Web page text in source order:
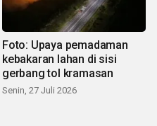
Foto: Upaya pemadaman
kebakaran lahan di sisi
gerbang tol kramasan
Senin, 27 Juli 2026